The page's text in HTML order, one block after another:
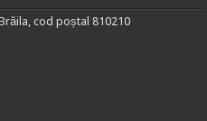
cod poștal 810210